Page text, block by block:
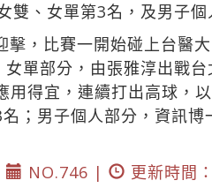
、女單第3名，及男子
，比賽一開始碰上台醫
單部分，由張雅淳出戰
得宜，連續打出高球，
；男子個人部分，資訊
NO.746 |
更新時間